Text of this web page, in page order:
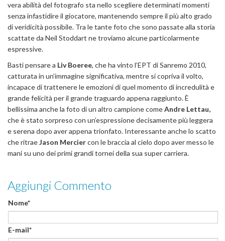
vera abilità del fotografo sta nello scegliere determinati momenti
senza infastidire il giocatore, mantenendo sempre il più alto grado
di veridicità possibile. Tra le tante foto che sono passate alla storia
scattate da Neil Stoddart ne troviamo alcune particolarmente
espressive.
Basti pensare a Liv Boeree, che ha vinto l’EPT di Sanremo 2010,
catturata in un’immagine significativa, mentre si copriva il volto,
incapace di trattenere le emozioni di quel momento di incredulità e
grande felicità per il grande traguardo appena raggiunto. È
bellissima anche la foto di un altro campione comeAndre Lettau,
che è stato sorpreso con un’espressione decisamente più leggera
e serena dopo aver appena trionfato. Interessante anche lo scatto
che ritraeJason Merciercon le braccia al cielo dopo aver messo le
mani su uno dei primi grandi tornei della sua super carriera.
Aggiungi Commento
Nome*
E-mail*